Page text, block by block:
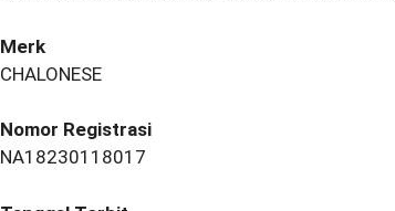
Merk
CHALONESE
Nomor Registrasi
NA18230118017